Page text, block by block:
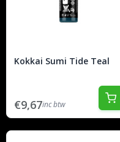
Kokkai Sumi Tide Teal
€9,67inc btw